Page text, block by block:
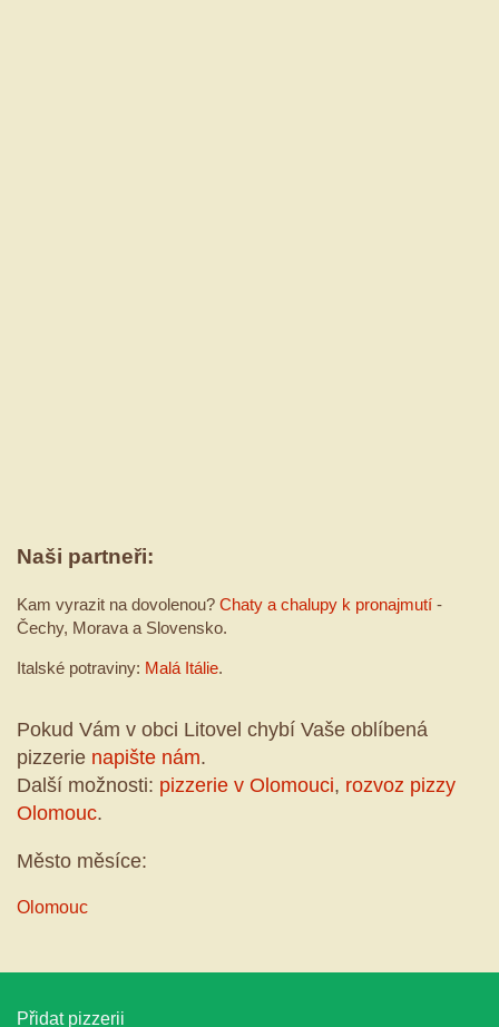
Naši partneři:
Kam vyrazit na dovolenou? Chaty a chalupy k pronajmutí -
Čechy, Morava a Slovensko.
Italské potraviny: Malá Itálie.
Pokud Vám v obci Litovel chybí Vaše oblíbená
pizzerie napište nám.
Další možnosti: pizzerie v Olomouci, rozvoz pizzy
Olomouc.
Město měsíce:
Olomouc
Přidat pizzerii